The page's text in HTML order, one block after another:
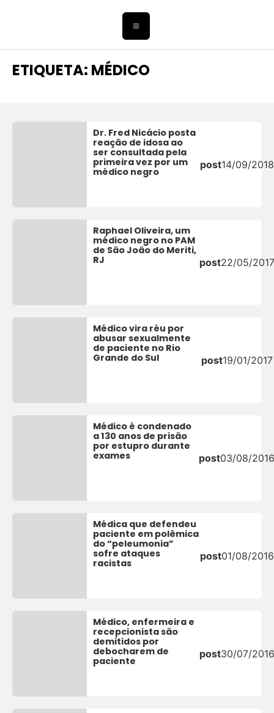
ETIQUETA: MÉDICO
Dr. Fred Nicácio posta
reação de idosa ao
ser consultada pela
primeira vez por um
médico negro
post14/09/2018
Raphael Oliveira, um
médico negro no PAM
de São João do Meriti,
RJ
post22/05/2017
Médico vira réu por
abusar sexualmente
de paciente no Rio
Grande do Sul
post19/01/2017
Médico é condenado
a 130 anos de prisão
por estupro durante
exames
post03/08/
Médica que defendeu
paciente em polêmica
do “peleumonia”
sofre ataques
racistas
post01/08/2016
Médico, enfermeira e
recepcionista são
demitidos por
debocharem de
paciente
post30/07/2016